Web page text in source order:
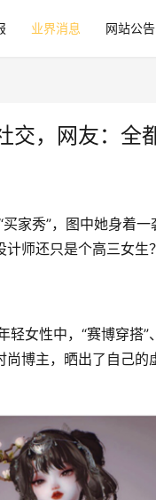
业界消息 网站公告
交，网友：全
家秀”，图中她身着
师还只是个高三女生？
女性中，“赛博穿搭
博主，晒出了自己